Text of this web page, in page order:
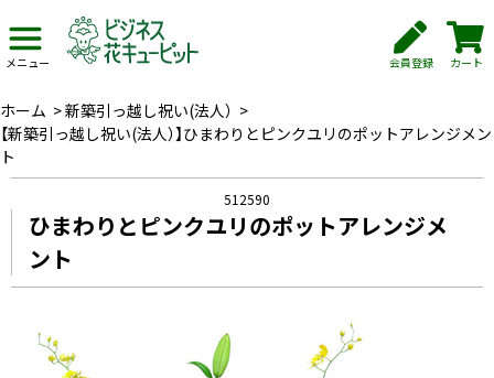
メニュー 会員登録 カート
ホーム >新築引っ越し祝い(法人） >
【新築引っ越し祝い(法人）】ひまわりとピンクユリのポットアレンジメン
ト
512590
ひまわりとピンクユリのポットアレンジメ
ント